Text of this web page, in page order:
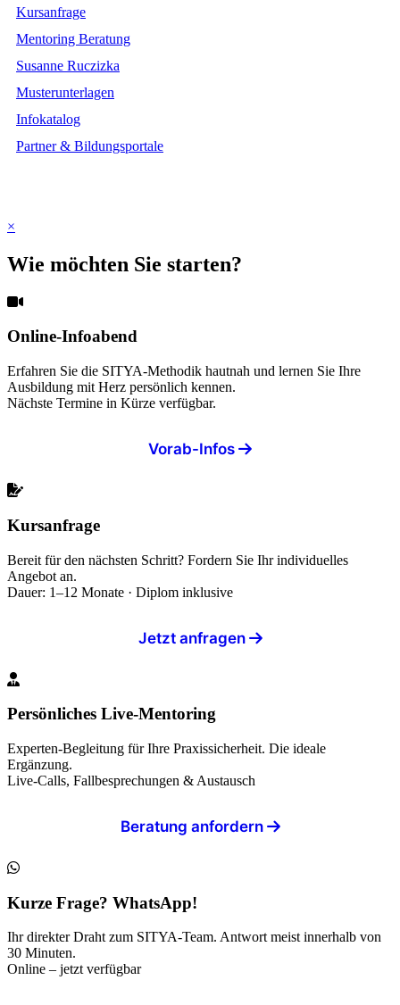
Kursanfrage
Mentoring Beratung
Susanne Ruczizka
Musterunterlagen
Infokatalog
Partner & Bildungsportale
×
Wie möchten Sie starten?
Online-Infoabend
Erfahren Sie die SITYA-Methodik hautnah und lernen Sie Ihre
Ausbildung mit Herz persönlich kennen.
Nächste Termine in Kürze verfügbar.
Vorab-Infos
Kursanfrage
Bereit für den nächsten Schritt? Fordern Sie Ihr individuelles
Angebot an.
Dauer: 1–12 Monate · Diplom inklusive
Jetzt anfragen
Persönliches Live-Mentoring
Experten-Begleitung für Ihre Praxissicherheit. Die ideale
Ergänzung.
Live-Calls, Fallbesprechungen & Austausch
Beratung anfordern
Kurze Frage? WhatsApp!
Ihr direkter Draht zum SITYA-Team. Antwort meist innerhalb von
30 Minuten.
Online – jetzt verfügbar